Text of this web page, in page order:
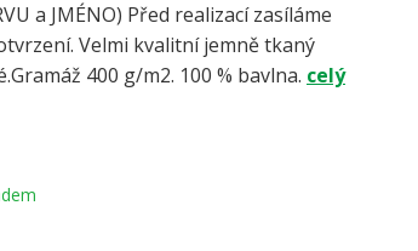
a JMÉNO) Před realizací zasíláme
Velmi kvalitní jemně tkaný
400 g/m2. 100 % bavlna. celý